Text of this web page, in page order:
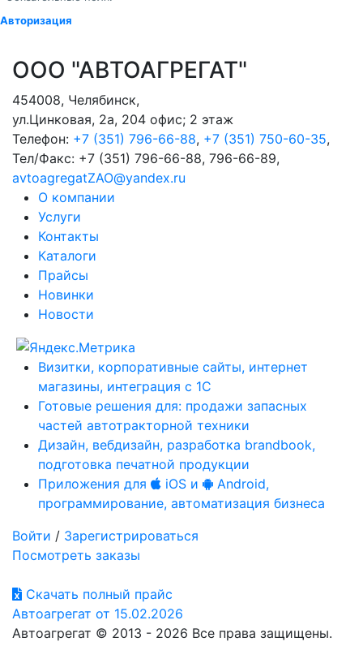
Авторизация
ООО "АВТОАГРЕГАТ"
454008, Челябинск,
ул.Цинковая, 2а, 204 офис; 2 этаж
Телефон: +7 (351) 796-66-88, +7 (351) 750-60-35,
Тел/Факс: +7 (351) 796-66-88, 796-66-89,
avtoagregatZAO@yandex.ru
О компании
Услуги
Контакты
Каталоги
Прайсы
Новинки
Новости
Визитки, корпоративные сайты, интернет
магазины, интеграция с 1С
Готовые решения для: продажи запасных
частей автотракторной техники
Дизайн, вебдизайн, разработка brandbook,
подготовка печатной продукции
Приложения для
iOS и
Android,
программирование, автоматизация бизнеса
Войти / Зарегистрироваться
Посмотреть заказы
Скачать полный прайс
Автоагрегат от 15.02.2026
Автоагрегат © 2013 - 2026 Все права защищены.